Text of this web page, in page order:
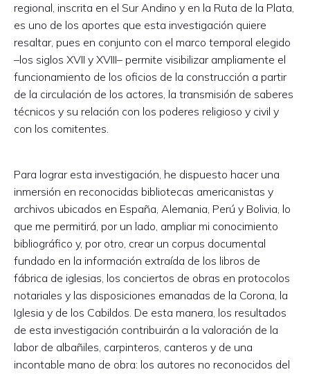
regional, inscrita en el Sur Andino y en la Ruta de la Plata,
es uno de los aportes que esta investigación quiere
resaltar, pues en conjunto con el marco temporal elegido
–los siglos XVII y XVIII– permite visibilizar ampliamente el
funcionamiento de los oficios de la construcción a partir
de la circulación de los actores, la transmisión de saberes
técnicos y su relación con los poderes religioso y civil y
con los comitentes.
Para lograr esta investigación, he dispuesto hacer una
inmersión en reconocidas bibliotecas americanistas y
archivos ubicados en España, Alemania, Perú y Bolivia, lo
que me permitirá, por un lado, ampliar mi conocimiento
bibliográfico y, por otro, crear un corpus documental
fundado en la información extraída de los libros de
fábrica de iglesias, los conciertos de obras en protocolos
notariales y las disposiciones emanadas de la Corona, la
Iglesia y de los Cabildos. De esta manera, los resultados
de esta investigación contribuirán a la valoración de la
labor de albañiles, carpinteros, canteros y de una
incontable mano de obra: los autores no reconocidos del